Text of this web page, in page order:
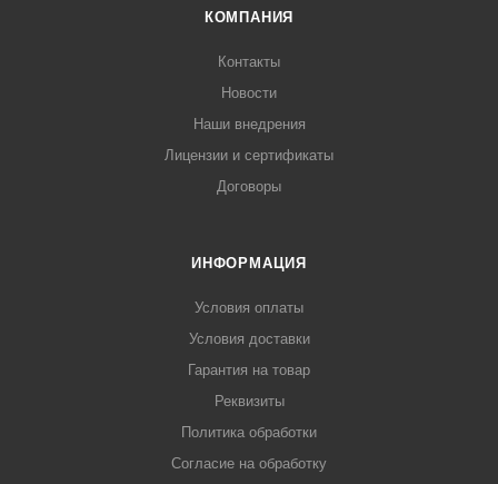
КОМПАНИЯ
Контакты
Новости
Наши внедрения
Лицензии и сертификаты
Договоры
ИНФОРМАЦИЯ
Условия оплаты
Условия доставки
Гарантия на товар
Реквизиты
Политика обработки
Согласие на обработку